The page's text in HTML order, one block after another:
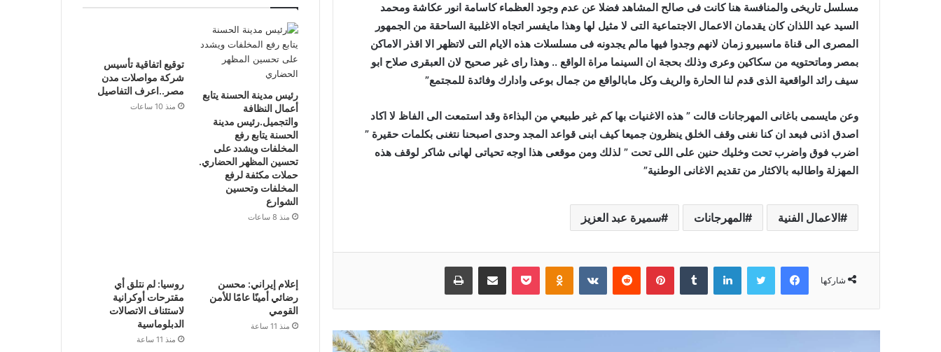
مسلسل تاريخى والمنافسة هنا كانت فى صالح المشاهد فضلا عن عدم وجود العظماء كاسامة انور عكاشة ومحمد
السيد عيد اللذان كان يقدمان الاعمال الاجتماعية التى لا مثيل لها وهذا مايفسر اتجاه الاغلبية الساحقة من الجمهور
المصرى الى قناة ماسبيرو زمان لانهم وجدوا فيها مالم يجدونه فى مسلسلات هذه الايام التى لاتظهر الا اقذر الاماكن
بمصر وماتحتويه من سكاكين وعرى وذلك بحجة ان السينما مراة الواقع .. وهذا راى غير صحيح لان العبقرى صلاح ابو
سيف رائد الواقعية الذى قدم لنا الحارة والريف وكل مابالواقع من جمال بوعى وادارك وفائدة للمجتمع”
وعن مايسمى باغانى المهرجانات قالت ” هذه الاغنيات بها كم غير طبيعي من البذاءة وقد استمعت الى الفاظ لا اكاد
اصدق اذنى فبعد ان كنا نغنى وقف الخلق ينظرون جميعا كيف ابنى قواعد المجد وحدى اصبحنا نتغنى بكلمات حقيرة ”
اضرب فوق واضرب تحت وخليك حنين على اللى تحت ” لذلك ومن موقعى هذا اوجه تحياتى لهانى شاكر لوقف هذه
المهزلة واطالبه بالاكثار من تقديم الاغانى الوطنية”
الاعمال الفنية المهرجانات سميرة عبد العزيز
شاركها
فيسبوك تويتر لينكدإن بينتيريست Odnoklassniki
بوكيت مشاركة عبر البريد طباعة
منير هدايا يقود «Superior Events» للتوسع
العربي بثلاثة أفرع في السعودية والإمارات
رئيس مدينة الحسنة يتابع
أعمال النظافة
والتجميل.رئيس مدينة
الحسنة يتابع رفع
المخلفات ويشدد على
تحسين المظهر الحضاري.
حملات مكثفة لرفع
المخلفات وتحسين
الشوارع
منذ 8 ساعات
توقيع اتفاقية تأسيس
شركة مواصلات مدن
مصر..اعرف التفاصيل
منذ 10 ساعات
إعلام إيراني: محسن
رضائي أمينًا عامًا للأمن
القومي
منذ 11 ساعة
روسيا: لم نتلق أي
مقترحات أوكرانية
لاستئناف الاتصالات
الدبلوماسية
منذ 11 ساعة